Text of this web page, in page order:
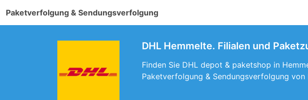
Paketverfolgung & Sendungsverfolgung
DHL Hemmelte. Filialen und
Finden Sie DHL depot & paketshop in
Paketverfolgung & Sendungsverfolgung von